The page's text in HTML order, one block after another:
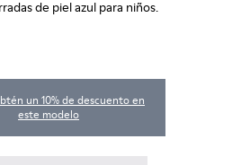
de piel azul para niños.
un 10% de descuento en
este modelo